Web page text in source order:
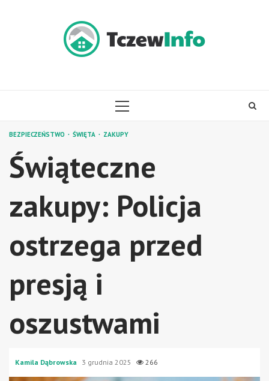
PRIMARY
BEZPIECZEŃSTWO ŚWIĘTA ZAKUPY
Świąteczne
zakupy: Policja
ostrzega przed
presją i
oszustwami
Kamila Dąbrowska 3 grudnia 2025 266